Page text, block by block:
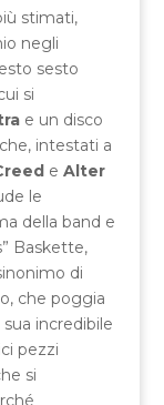
stimati,
negli
sesto
si
e un disco
intestati a
e Alter
le
della band e
Baskette,
di
che poggia
incredibile
pezzi
si